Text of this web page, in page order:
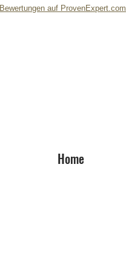
Bewertungen auf ProvenExpert.com
Home